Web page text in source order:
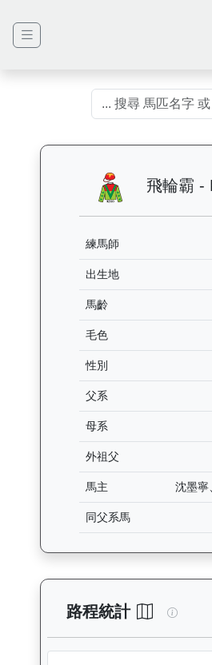
飛輪霸 -
練馬師
出生地
馬齡
毛色
性別
父系
母系
外祖父
馬主 沈墨寧
同父系馬
路程統計 飛